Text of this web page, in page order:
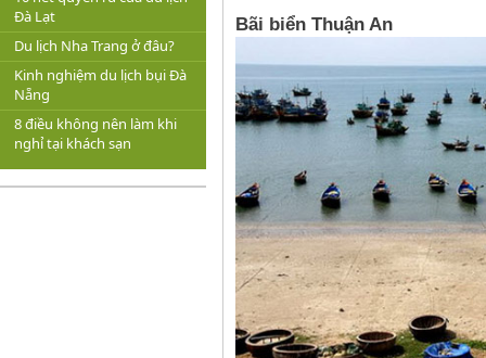
Đà Lạt
Du lịch Nha Trang ở đâu?
Kinh nghiệm du lịch bụi Đà
Nẵng
8 điều không nên làm khi
nghỉ tại khách sạn
Bãi biển Thuận An